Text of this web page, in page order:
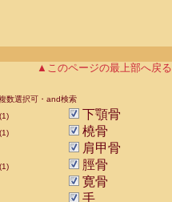
▲このページの最上部へ戻る
数選択可・and検索
(1)
下顎骨
(1)
橈骨
肩甲骨
(1)
脛骨
寛骨
手